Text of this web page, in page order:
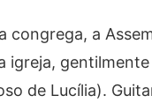
a
igreja,
de Lucília).